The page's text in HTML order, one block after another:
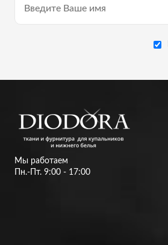
Мы работаем
Пн.-Пт. 9:00 - 17:00